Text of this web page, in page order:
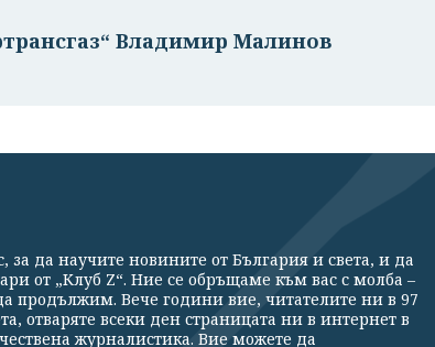
Владимир Малинов
за да научите новините от България и света, и да
от „Клуб Z“. Ние се обръщаме към вас с молба –
продължим. Вече години вие, читателите ни в 97
отваряте всеки ден страницата ни в интернет в
журналистика. Вие можете да